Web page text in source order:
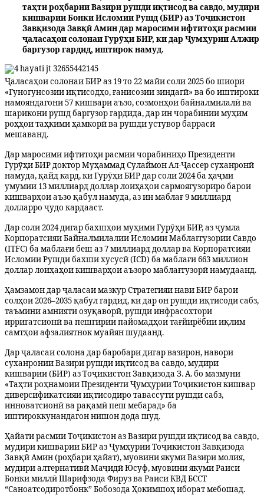
таҳти роҳбарии Вазири рушди иқтисод ва савдо, мудири
кишварии Бонки Исломии Рушд (БИР) аз Тоҷикистон
Завқизода Завқӣ Амин дар маросими ифтитоҳи расмии
ҷаласаҳои солонаи Гурӯҳи БИР, ки дар Ҷумҳурии Алжир
баргузор гардид, иштирок намуд.
Ҷаласаҳои солонаи БИР аз 19 то 22 майи соли 2025 бо шиори
«Гуногунсозии иқтисодҳо, ғанисозии зиндагӣ» ва бо иштироки
намояндагони 57 кишвари аъзо, созмонҳои байналмилалӣ ва
шарикони рушд баргузор гардида, дар ин чорабинии муҳим
роҳҳои таҳкими ҳамкорӣ ва рушди устувор баррасӣ
мешаванд.
Дар маросими ифтитоҳи расмии чорабиниҳо Президенти
Гурӯҳи БИР доктор Муҳаммад Сулаймон Ал-Ҷассер суханронӣ
намуда, қайд кард, ки Гурӯҳи БИР дар соли 2024 ба ҳаҷми
умумии 13 миллиард доллар лоиҳаҳои сармоягузориро барои
кишварҳои аъзо қабул намуда, аз ин маблағ 9 миллиард
долларро ҷудо кардааст.
Дар соли 2024 дигар бахшҳои муҳими Гурӯҳи БИР, аз ҷумла
Корпоратсияи Байналмилалии Исломии Маблағгузории Савдо
(ITFC) ба маблағи беш аз 7 миллиард доллар ва Корпоратсияи
Исломии Рушди бахши хусусӣ (ICD) ба маблағи 663 миллион
доллар лоиҳаҳои кишварҳои аъзоро маблағгузорӣ намудаанд.
Ҳамзамон дар ҷаласаи мазкур Стратегияи нави БИР барои
солҳои 2026–2035 қабул гардид, ки дар он рушди иқтисоди сабз,
таъмини амнияти озуқаворӣ, рушди инфрасохтори
ирригатсионӣ ва пешгирии пайомадҳои тағйирёбии иқлим
самтҳои афзалиятнок муайян шудаанд.
Дар ҷаласаи солона дар баробари дигар вазирон, навори
суханронии Вазири рушди иқтисод ва савдо, мудири
кишварии (БИР) аз Тоҷикистон Завқизода З. А. бо мазмуни
«Таҳти роҳнамоии Президенти Ҷумҳурии Тоҷикистон кишвар
диверсификатсияи иқтисодиро тавассути рушди сабз,
инноватсионӣ ва рақамӣ пеш мебарад» ба
иштироккунандагон нишон дода шуд.
Ҳайати расмии Тоҷикистон аз Вазири рушди иқтисод ва савдо,
мудири кишварии БИР аз Ҷумҳурии Тоҷикистон Завқизода
Завқӣ Амин (роҳбари ҳайат), муовини якуми Вазири молия,
мудири алтернативӣ Маҷидӣ Юсуф, муовини якуми Раиси
Бонки миллӣ Шарифзода Фируз ва Раиси КВД БССТ
“Саноатсодиротбонк” Бобозода Ҳокимшоҳ иборат мебошад.